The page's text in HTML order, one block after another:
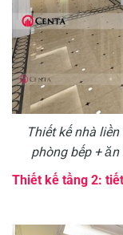
Thiết kế nhà
phòng bếp +
Thiết kế tầng 2: